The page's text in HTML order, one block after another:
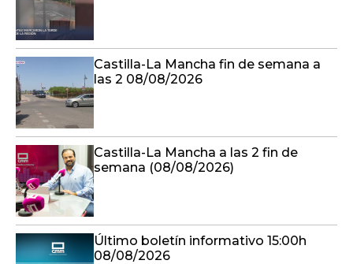
Castilla-La Mancha fin de semana a
las 2 08/08/2026
Castilla-La Mancha a las 2 fin de
semana (08/08/2026)
Último boletín informativo 15:00h
08/08/2026